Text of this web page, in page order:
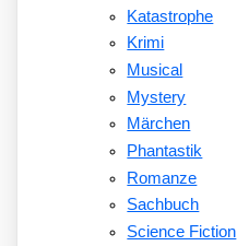
Katastrophe
Krimi
Musical
Mystery
Märchen
Phantastik
Romanze
Sachbuch
Science Fiction